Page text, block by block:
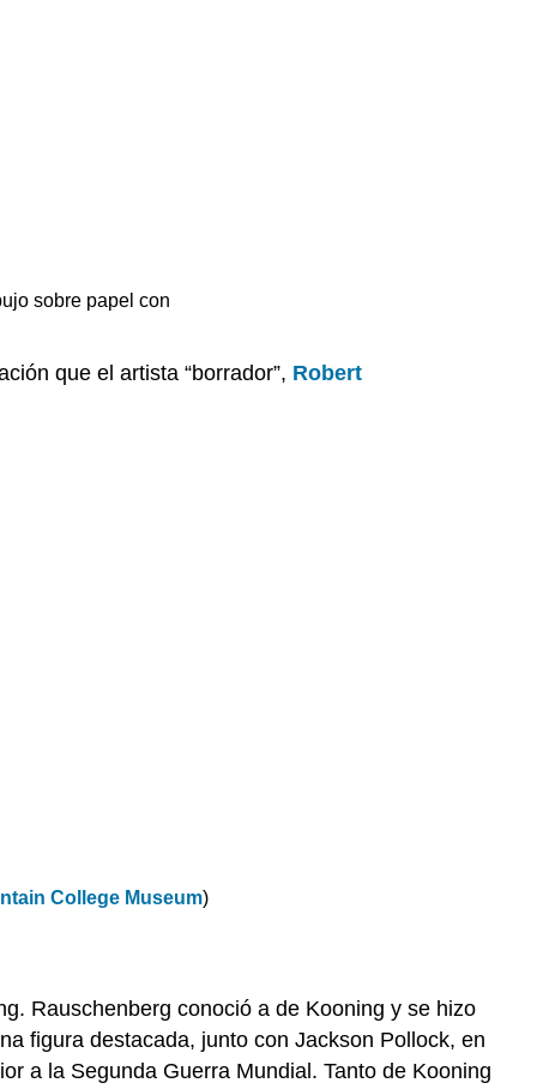
sobre papel con
que el artista “borrador”, Robert
College Museum)
Rauschenberg conoció a de Kooning y se hizo
figura destacada, junto con Jackson Pollock, en
a la Segunda Guerra Mundial. Tanto de Kooning